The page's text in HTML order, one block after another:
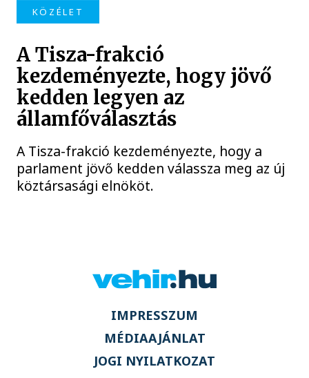
KÖZÉLET
A Tisza-frakció
kezdeményezte, hogy jövő
kedden legyen az
államfőválasztás
A Tisza-frakció kezdeményezte, hogy a
parlament jövő kedden válassza meg az új
köztársasági elnököt.
IMPRESSZUM
MÉDIAAJÁNLAT
JOGI NYILATKOZAT